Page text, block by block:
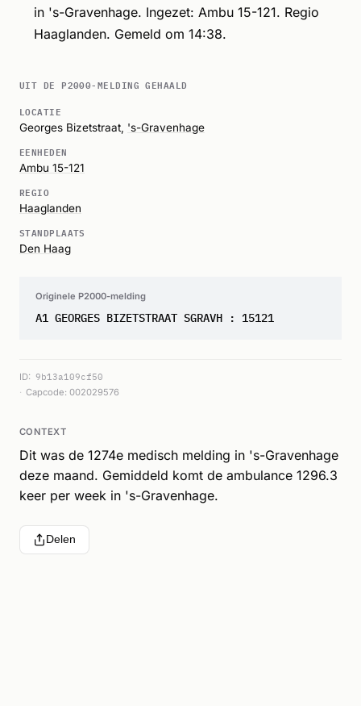
in 's-Gravenhage. Ingezet: Ambu 15-121. Regio
Haaglanden. Gemeld om 14:38.
UIT DE P2000-MELDING GEHAALD
LOCATIE
Georges Bizetstraat, 's-Gravenhage
EENHEDEN
Ambu 15-121
REGIO
Haaglanden
STANDPLAATS
Den Haag
Originele P2000-melding
A1 GEORGES BIZETSTRAAT SGRAVH : 15121
ID: 9b13a109cf50
Capcode: 002029576
CONTEXT
Dit was de 1274e medisch melding in 's-Gravenhage
deze maand. Gemiddeld komt de ambulance 1296.3
keer per week in 's-Gravenhage.
Delen